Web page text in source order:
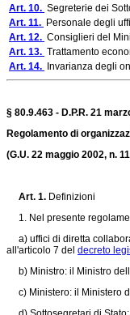
Art. 10. Segreterie dei
Art. 11. Personale degli
Art. 12. Consiglieri del
Art. 13. Trattamento
Art. 14.
Invarianza degli
§ 80.9.463 - D.P.R. 21
Regolamento di
(G.U. 22 maggio 2002, n.
Art. 1. Definizioni
1. Nel presente
a) uffici di diretta
all'articolo 7 del decreto
b) Ministro: il Ministro
c) Ministero: il Ministero